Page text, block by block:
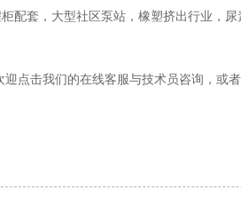
配套，大型社区泵站，橡塑挤出行业，
点击我们的在线客服与技术员咨询，或